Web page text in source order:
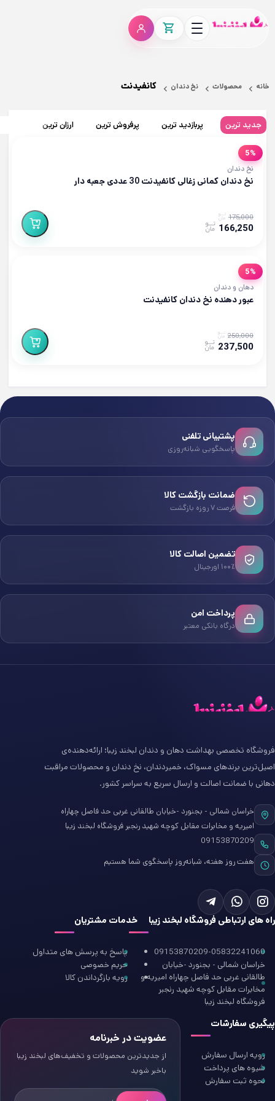
خانه محصولات نخ دندان کانفیدنت
جدید ترین پربازدید ترین پرفروش ترین ارزان ترین
5%
نخ دندان
نخ دندان کمانی زغالی کانفیدنت 30 عددی جعبه دار
175,000
166,250
5%
دهان و دندان
عبور دهنده نخ دندان کانفیدنت
250,000
237,500
پشتیبانی تلفنی
پاسخگویی شبانه‌روزی
ضمانت بازگشت کالا
فرصت ۷ روزه بازگشت
تضمین اصالت کالا
۱۰۰٪ اورجینال
پرداخت امن
درگاه بانکی معتبر
فروشگاه تخصصی بهداشت دهان و دندان لبخند زیبا؛ ارائه‌دهنده‌ی
اصیل‌ترین برندهای مسواک، خمیردندان، نخ دندان و محصولات مراقبت
دهانی با ضمانت اصالت و ارسال سریع به سراسر کشور.
خراسان شمالی - بجنورد -خیابان طالقانی غربی حد فاصل چهاراه
امیریه و مخابرات مقابل کوچه شهید رنجبر فروشگاه لبخند زیبا
09153870209
هفت روز هفته، شبانه‌روز پاسخگوی شما هستیم
راه های ارتباطی فروشگاه لبخند زیبا
09153870209-05832241060
خراسان شمالی - بجنورد -خیابان
طالقانی غربی حد فاصل چهاراه امیریه و
مخابرات مقابل کوچه شهید رنجبر
فروشگاه لبخند زیبا
خدمات مشتریان
پاسخ به پرسش های متداول
حریم خصوصی
رویه بازگرداندن کالا
پیگیری سفارشات
رویه ارسال سفارش
شیوه های پرداخت
نحوه ثبت سفارش
عضویت در خبرنامه
از جدیدترین محصولات و تخفیف‌های لبخند زیبا
باخبر شوید